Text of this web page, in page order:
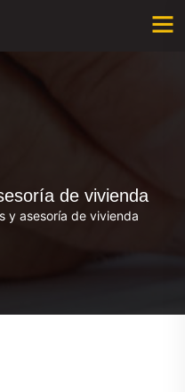
de vivienda
y asesoría de vivienda